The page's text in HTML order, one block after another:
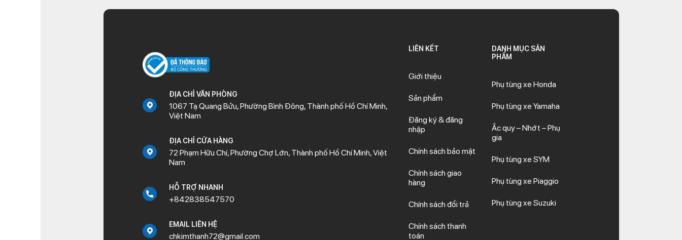
ĐỊA CHỈ VĂN PHÒNG
1067 Tạ Quang Bửu, Phường Bình Đông, Thành phố Hồ Chí Minh,
Việt Nam
ĐỊA CHỈ CỬA HÀNG
72 Phạm Hữu Chí, Phường Chợ Lớn, Thành phố Hồ Chí Minh, Việt
Nam
HỖ TRỢ NHANH
+842838547570
EMAIL LIÊN HỆ
chkimthanh72@gmail.com
LIÊN KẾT
Giới thiệu
Sản phẩm
Đăng ký & đăng
nhập
Chính sách bảo mật
Chính sách giao
hàng
Chính sách đổi trả
Chính sách thanh
toán
DANH MỤC SẢN
PHẨM
Phụ tùng xe Honda
Phụ tùng xe Yamaha
Ắc quy – Nhớt – Phụ
gia
Phụ tùng xe SYM
Phụ tùng xe Piaggio
Phụ tùng xe Suzuki